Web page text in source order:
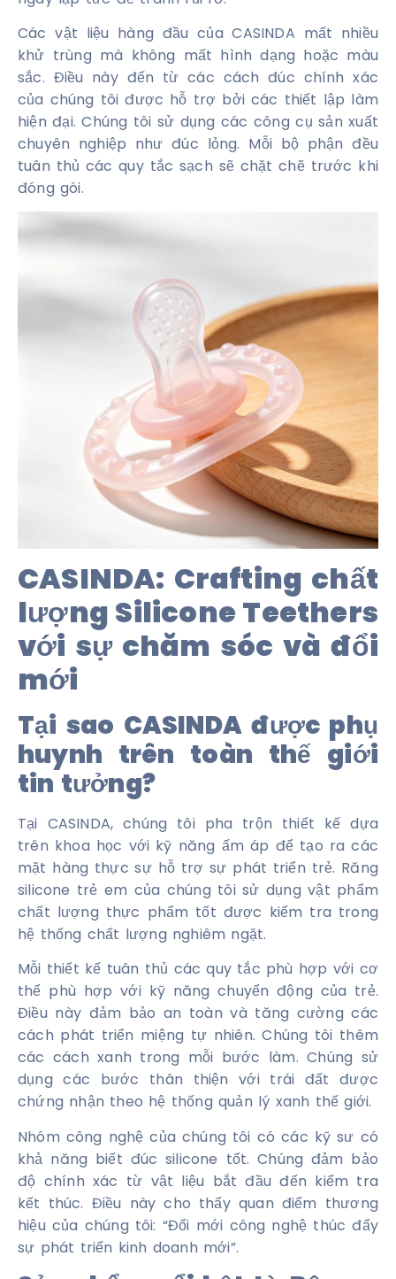
Các vật liệu hàng đầu của CASINDA mất nhiều
khử trùng mà không mất hình dạng hoặc màu
sắc. Điều này đến từ các cách đúc chính xác
của chúng tôi được hỗ trợ bởi các thiết lập làm
hiện đại. Chúng tôi sử dụng các công cụ sản xuất
chuyên nghiệp như đúc lỏng. Mỗi bộ phận đều
tuân thủ các quy tắc sạch sẽ chặt chẽ trước khi
đóng gói.
CASINDA: Crafting chất
lượng Silicone Teethers
với sự chăm sóc và đổi
mới
Tại sao CASINDA được phụ
huynh trên toàn thế giới
tin tưởng?
Tại CASINDA, chúng tôi pha trộn thiết kế dựa
trên khoa học với kỹ năng ấm áp để tạo ra các
mặt hàng thực sự hỗ trợ sự phát triển trẻ. Răng
silicone trẻ em của chúng tôi sử dụng vật phẩm
chất lượng thực phẩm tốt được kiểm tra trong
hệ thống chất lượng nghiêm ngặt.
Mỗi thiết kế tuân thủ các quy tắc phù hợp với cơ
thể phù hợp với kỹ năng chuyển động của trẻ.
Điều này đảm bảo an toàn và tăng cường các
cách phát triển miệng tự nhiên. Chúng tôi thêm
các cách xanh trong mỗi bước làm. Chúng sử
dụng các bước thân thiện với trái đất được
chứng nhận theo hệ thống quản lý xanh thế giới.
Nhóm công nghệ của chúng tôi có các kỹ sư có
khả năng biết đúc silicone tốt. Chúng đảm bảo
độ chính xác từ vật liệu bắt đầu đến kiểm tra
kết thúc. Điều này cho thấy quan điểm thương
hiệu của chúng tôi: “Đổi mới công nghệ thúc đẩy
sự phát triển kinh doanh mới”.